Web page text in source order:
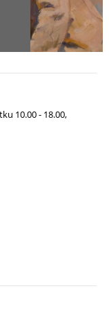
10.00 - 18.00,